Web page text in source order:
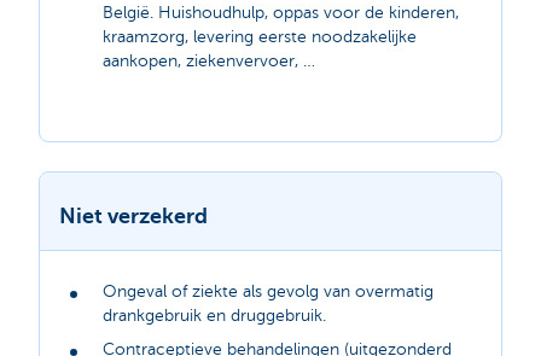
België. Huishoudhulp, oppas voor de kinderen,
kraamzorg, levering eerste noodzakelijke
aankopen, ziekenvervoer, …
Niet verzekerd
Ongeval of ziekte als gevolg van overmatig
drankgebruik en druggebruik.
Contraceptieve behandelingen (uitgezonderd